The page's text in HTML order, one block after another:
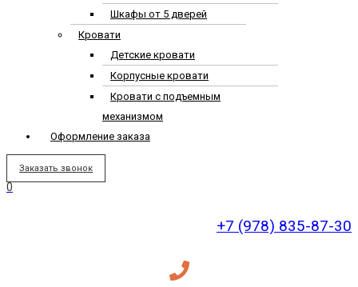
Шкафы от 5 дверей
Кровати
Детские кровати
Корпусные кровати
Кровати с подъемным
механизмом
Оформление заказа
Заказать звонок
0
+7 (978) 835-87-30